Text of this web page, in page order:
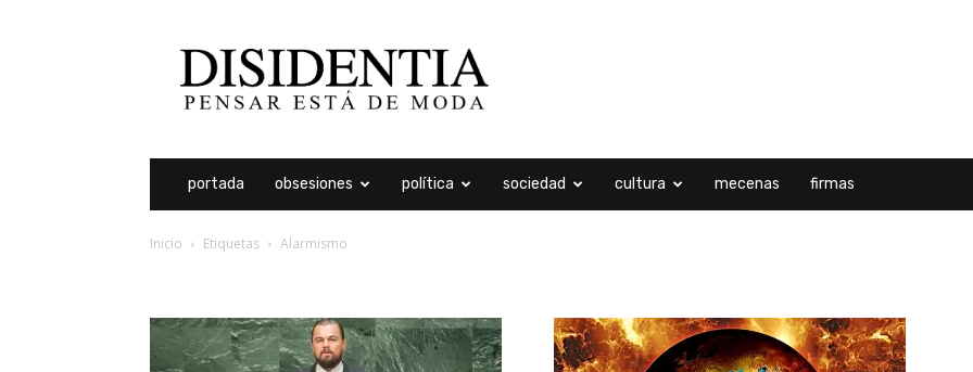
portada obsesiones política sociedad cultura mecenas firmas
Inicio Etiquetas Alarmismo